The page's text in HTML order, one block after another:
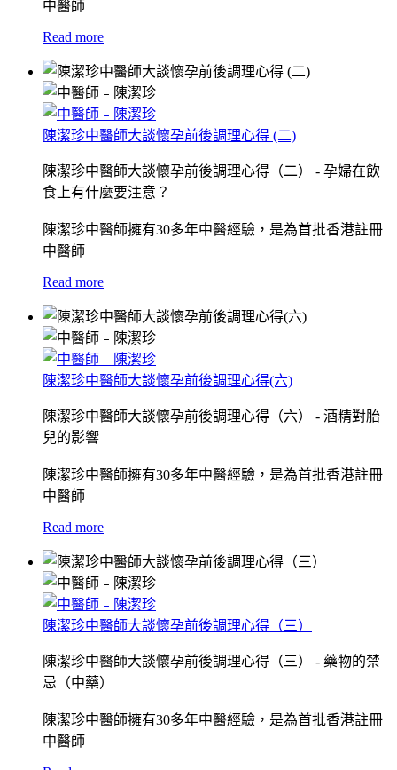
中醫師
Read more
陳潔珍中醫師大談懷孕前後調理心得 (二)
陳潔珍中醫師大談懷孕前後調理心得（二） - 孕婦在飲
食上有什麼要注意？
陳潔珍中醫師擁有30多年中醫經驗，是為首批香港註冊
中醫師
Read more
陳潔珍中醫師大談懷孕前後調理心得(六)
陳潔珍中醫師大談懷孕前後調理心得（六） - 酒精對胎
兒的影響
陳潔珍中醫師擁有30多年中醫經驗，是為首批香港註冊
中醫師
Read more
陳潔珍中醫師大談懷孕前後調理心得（三）
陳潔珍中醫師大談懷孕前後調理心得（三） - 藥物的禁
忌（中藥）
陳潔珍中醫師擁有30多年中醫經驗，是為首批香港註冊
中醫師